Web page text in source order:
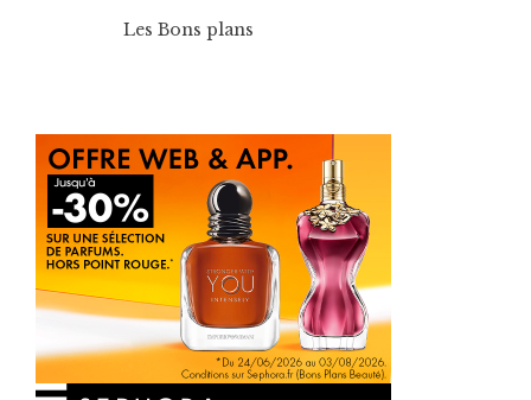
Les Bons plans